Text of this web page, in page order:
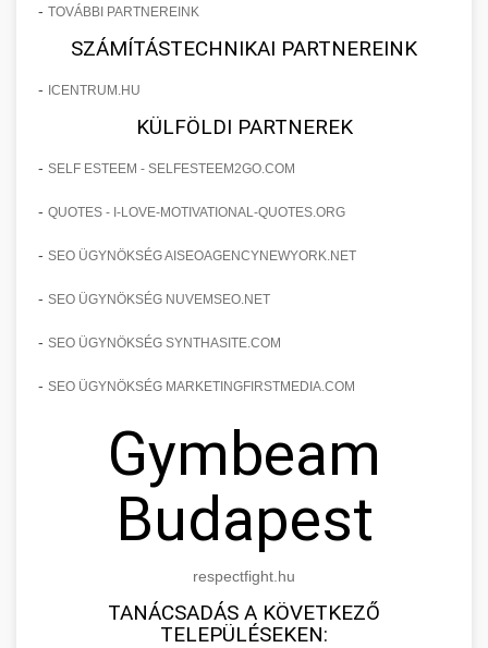
- TOVÁBBI PARTNEREINK
SZÁMÍTÁSTECHNIKAI PARTNEREINK
- ICENTRUM.HU
KÜLFÖLDI PARTNEREK
- SELF ESTEEM - SELFESTEEM2GO.COM
- QUOTES - I-LOVE-MOTIVATIONAL-QUOTES.ORG
- SEO ÜGYNÖKSÉG AISEOAGENCYNEWYORK.NET
- SEO ÜGYNÖKSÉG NUVEMSEO.NET
- SEO ÜGYNÖKSÉG SYNTHASITE.COM
- SEO ÜGYNÖKSÉG MARKETINGFIRSTMEDIA.COM
Gymbeam
Budapest
respectfight.hu
TANÁCSADÁS A KÖVETKEZŐ
TELEPÜLÉSEKEN: